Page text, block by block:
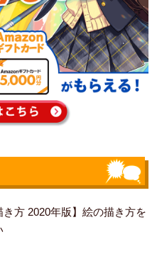
き方 2020年版】絵の描き方を